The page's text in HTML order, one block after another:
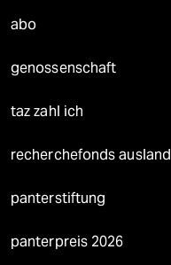
abo
genossenschaft
taz zahl ich
recherchefonds ausland
panterstiftung
panterpreis 2026